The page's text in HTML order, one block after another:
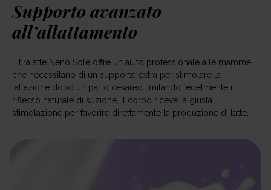
Supporto avanzato
all’allattamento
Il tiralatte Neno Sole offre un aiuto professionale alle mamme
che necessitano di un supporto extra per stimolare la
lattazione dopo un parto cesareo. Imitando fedelmente il
riflesso naturale di suzione, il corpo riceve la giusta
stimolazione per favorire direttamente la produzione di latte.